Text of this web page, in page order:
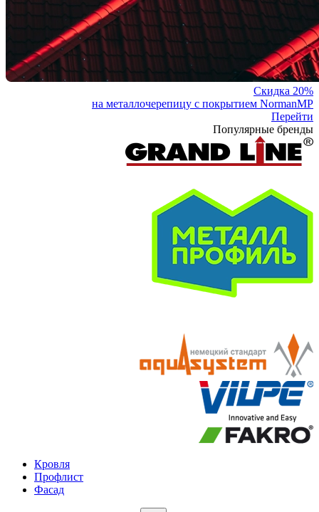
Скидка 20%
на металлочерепицу с покрытием NormanMP
Перейти
Популярные бренды
Кровля
Профлист
Фасад